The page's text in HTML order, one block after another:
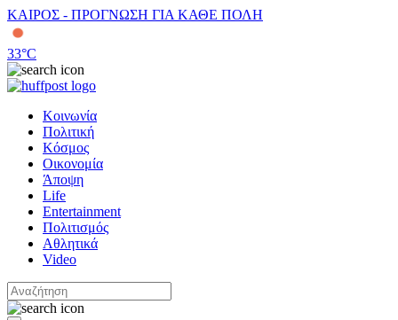
ΚΑΙΡΟΣ - ΠΡΟΓΝΩΣΗ ΓΙΑ ΚΑΘΕ ΠΟΛΗ
33°C
Κοινωνία
Πολιτική
Κόσμος
Οικονομία
Άποψη
Life
Entertainment
Πολιτισμός
Αθλητικά
Video